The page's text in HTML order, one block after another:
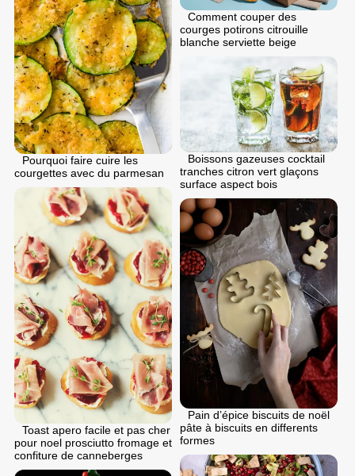
Comment couper des
courges potirons citrouille
blanche serviette beige
Pourquoi faire cuire les
courgettes avec du parmesan
Boissons gazeuses cocktail
tranches citron vert glaçons
surface aspect bois
Toast apero facile et pas cher
pour noel prosciutto fromage et
confiture de canneberges
Pain d’épice biscuits de noël
pâte à biscuits en differents
formes